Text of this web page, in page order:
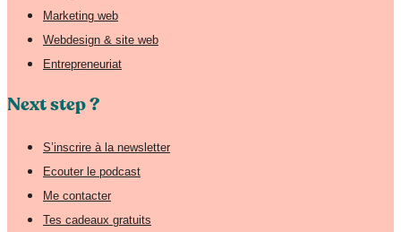
Marketing web
Webdesign & site web
Entrepreneuriat
Next step ?
S’inscrire à la newsletter
Ecouter le podcast
Me contacter
Tes cadeaux gratuits